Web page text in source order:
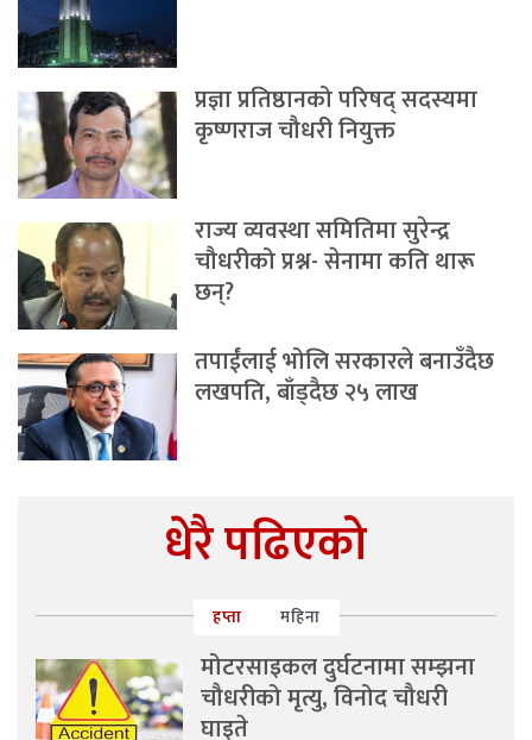
प्रज्ञा प्रतिष्ठानको परिषद् सदस्यमा
कृष्णराज चौधरी नियुक्त
राज्य व्यवस्था समितिमा सुरेन्द्र
चौधरीको प्रश्न- सेनामा कति थारू
छन्?
तपाईंलाई भोलि सरकारले बनाउँदैछ
लखपति, बाँड्दैछ २५ लाख
धेरै पढिएको
हप्ता महिना
मोटरसाइकल दुर्घटनामा सम्झना
चौधरीको मृत्यु, विनोद चौधरी
घाइते